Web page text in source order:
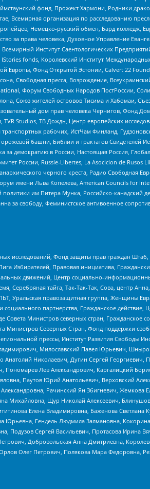
фонд, Прожект Хармони, Родники
Всемирная организация по расследованию
Немецко-русский обмен, Бард колледж,
права человека, Духовное Управление
Институт Саентологических
fonds, Королевский Институт
Фонд Открытой Эстонии, Calvert 22
Свободная пресса, Возрождение,
Форум Свободных Народов ПостРоссии,
Союз жителей островов Тисима и Хабомаи,
дом прав человека Чернигов, Фонд
Studios, ТВ Дождь, Центр европейских
рабочих, ИстЧам Финланд,
башни, Библии и трактатов Свидетелей
демократию в России, Настоящая Россия,
России, Russie-Libertes, La Asocicion de Rusos
черного креста, Радио Свободная
имени Льва Копелева, American Councils for
им Питера Мунка, Российско-канадский
свободу, Феминистское антивоенное
исследований, Фонд защиты прав граждан
Избирателей, Правовая инициатива,
движений, Центр социально-
тайга, Так-Так-Так, Сова, центр
Уральская правозащитная группа, Женщины
партнерства, Гражданское действие,
Министров северных стран, Гражданское
Министров Северных Стран, Фонд поддержки
прессы, Институт Развития Свободы
Милославский Павел Юрьевич,
Николаевич, Дугин Сергей
Лев Александрович, Каргалицкий
Паутов Юрий Анатольевич, Верховский
Рачинский Ян Збигневич, Жемкова
Михайловна, Щур Николай Алексеевич,
Елена Владимировна, Баженова
Юрьевна, Гендель Людмила Залмановна,
Сергей Васильевич, Протасова Ирина
Добровольская Анна Дмитриевна,
Олег Петрович, Полякова Мара Федоровна,